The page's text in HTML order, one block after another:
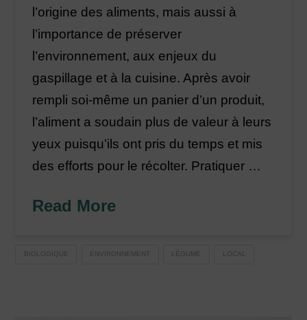
l’origine des aliments, mais aussi à
l’importance de préserver
l’environnement, aux enjeux du
gaspillage et à la cuisine. Après avoir
rempli soi-même un panier d’un produit,
l’aliment a soudain plus de valeur à leurs
yeux puisqu’ils ont pris du temps et mis
des efforts pour le récolter. Pratiquer …
Read More
BIOLOGIQUE ENVIRONNEMENT LÉGUME LOCAL